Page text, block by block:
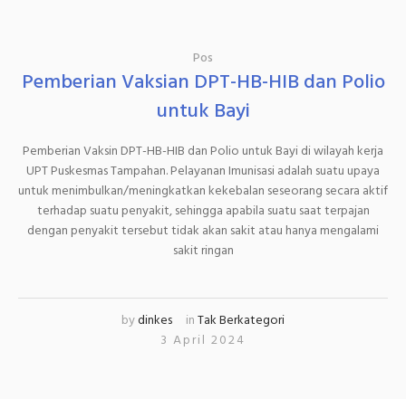
Pos
Pemberian Vaksian DPT-HB-HIB dan Polio
untuk Bayi
Pemberian Vaksin DPT-HB-HIB dan Polio untuk Bayi di wilayah kerja
UPT Puskesmas Tampahan. Pelayanan Imunisasi adalah suatu upaya
untuk menimbulkan/meningkatkan kekebalan seseorang secara aktif
terhadap suatu penyakit, sehingga apabila suatu saat terpajan
dengan penyakit tersebut tidak akan sakit atau hanya mengalami
sakit ringan
bydinkes inTak Berkategori
3 April 2024